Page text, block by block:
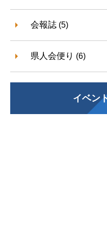
会報誌 (5)
県人会便り (6)
イベン